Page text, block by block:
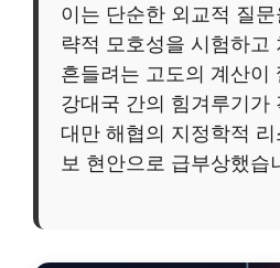
이는 단순한 외교적 질
략적 모호성을 시험하고
흔들려는 고도의 계산이
강대국 간의 힘겨루기가
대만 해협의 지정학적
보 현안으로 급부상했습